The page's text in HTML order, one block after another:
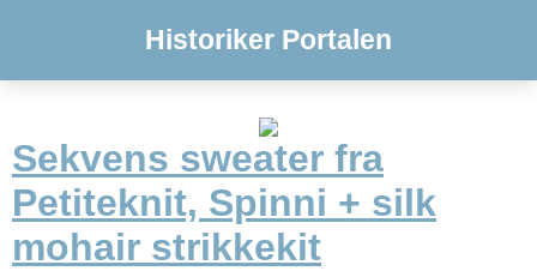
Historiker Portalen
Sekvens sweater fra
Petiteknit, Spinni + silk
mohair strikkekit